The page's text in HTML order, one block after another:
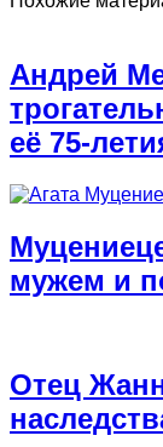
Андрей
её 75-
мужем и
Отец